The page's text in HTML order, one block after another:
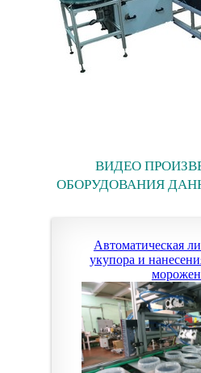
ВИДЕО
ОБОРУДОВАНИЯ
Автоматическая
укупора и